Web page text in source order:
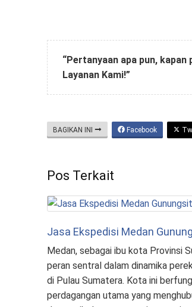
“Pertanyaan apa pun,
Layanan Kami!”
BAGIKAN INI Facebook
Pos Terkait
Jasa Ekspedisi Medan
Medan, sebagai ibu kota Provinsi
peran sentral dalam dinamika
di Pulau Sumatera. Kota ini
perdagangan utama yang